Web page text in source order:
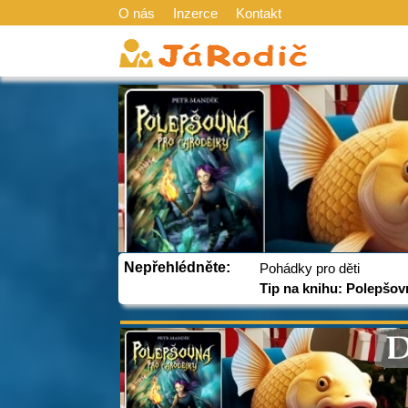
O nás Inzerce Kontakt
Nepřehlédněte:
Pohádky pro děti
Tip na knihu: